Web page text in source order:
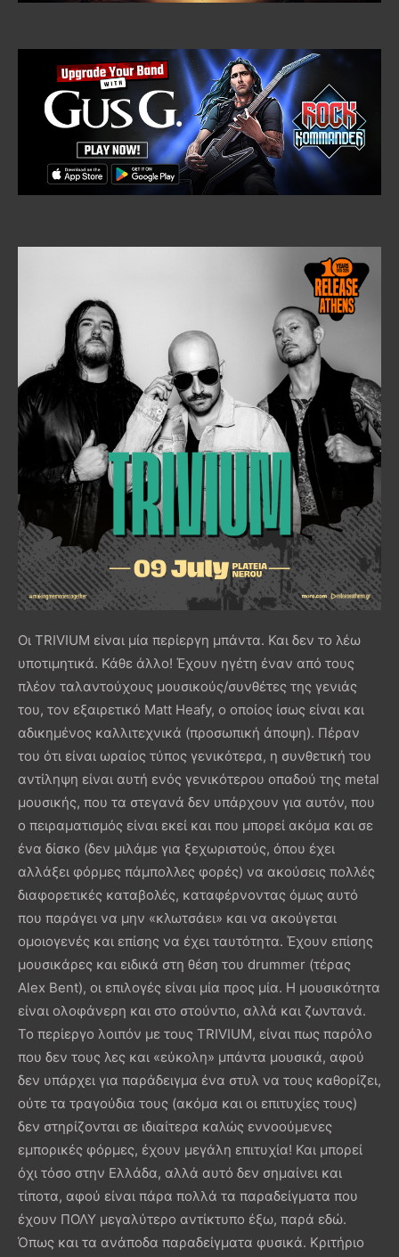
Οι TRIVIUM είναι μία περίεργη μπάντα. Και δεν το λέω
υποτιμητικά. Κάθε άλλο! Έχουν ηγέτη έναν από τους
πλέον ταλαντούχους μουσικούς/συνθέτες της γενιάς
του, τον εξαιρετικό Matt Heafy, ο οποίος ίσως είναι και
αδικημένος καλλιτεχνικά (προσωπική άποψη). Πέραν
του ότι είναι ωραίος τύπος γενικότερα, η συνθετική του
αντίληψη είναι αυτή ενός γενικότερου οπαδού της metal
μουσικής, που τα στεγανά δεν υπάρχουν για αυτόν, που
ο πειραματισμός είναι εκεί και που μπορεί ακόμα και σε
ένα δίσκο (δεν μιλάμε για ξεχωριστούς, όπου έχει
αλλάξει φόρμες πάμπολλες φορές) να ακούσεις πολλές
διαφορετικές καταβολές, καταφέρνοντας όμως αυτό
που παράγει να μην «κλωτσάει» και να ακούγεται
ομοιογενές και επίσης να έχει ταυτότητα. Έχουν επίσης
μουσικάρες και ειδικά στη θέση του drummer (τέρας
Alex Bent), οι επιλογές είναι μία προς μία. Η μουσικότητα
είναι ολοφάνερη και στο στούντιο, αλλά και ζωντανά.
Το περίεργο λοιπόν με τους TRIVIUM, είναι πως παρόλο
που δεν τους λες και «εύκολη» μπάντα μουσικά, αφού
δεν υπάρχει για παράδειγμα ένα στυλ να τους καθορίζει,
ούτε τα τραγούδια τους (ακόμα και οι επιτυχίες τους)
δεν στηρίζονται σε ιδιαίτερα καλώς εννοούμενες
εμπορικές φόρμες, έχουν μεγάλη επιτυχία! Και μπορεί
όχι τόσο στην Ελλάδα, αλλά αυτό δεν σημαίνει και
τίποτα, αφού είναι πάρα πολλά τα παραδείγματα που
έχουν ΠΟΛΥ μεγαλύτερο αντίκτυπο έξω, παρά εδώ.
Όπως και τα ανάποδα παραδείγματα φυσικά. Κριτήριο